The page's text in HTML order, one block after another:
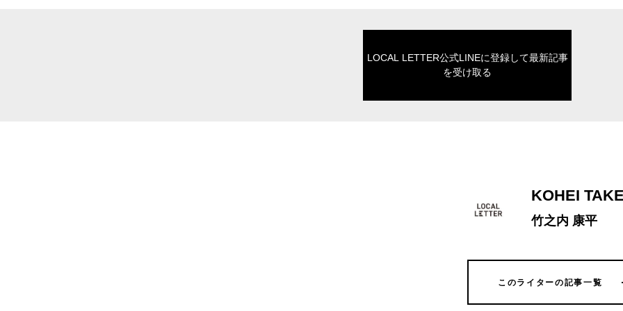
LOCAL LETTER公式LINEに登録して最新記事
を受け取る
KOHEI
竹之内 康平
このライターの記事一覧
このライターの記事一覧